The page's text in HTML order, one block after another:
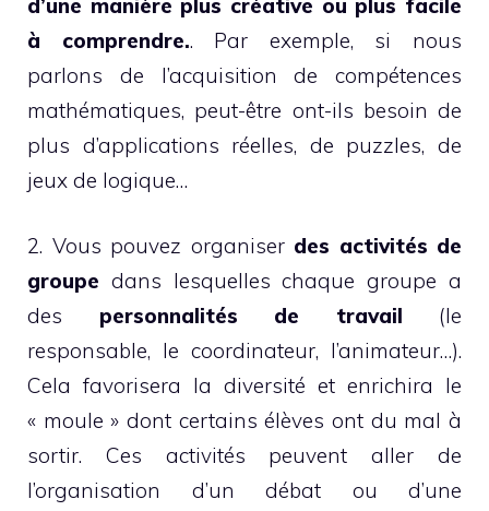
à comprendre.. Par exemple, si nous
parlons de l’acquisition de compétences
mathématiques, peut-être ont-ils besoin de
plus d’applications réelles, de puzzles, de
jeux de logique…
2. Vous pouvez organiser des activités de
groupe dans lesquelles chaque groupe a
des personnalités de travail (le
responsable, le coordinateur, l’animateur…).
Cela favorisera la diversité et enrichira le
« moule » dont certains élèves ont du mal à
sortir. Ces activités peuvent aller de
l’organisation d’un débat ou d’une